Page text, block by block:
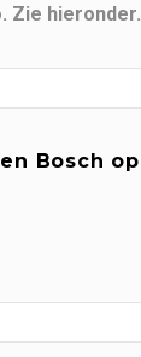
Zie hieronder.
Bosch op